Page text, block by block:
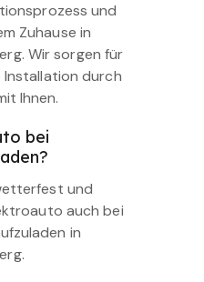
und
Zuhause in
Wir sorgen für
Installation durch
Ihnen.
bei
und
auch bei
in